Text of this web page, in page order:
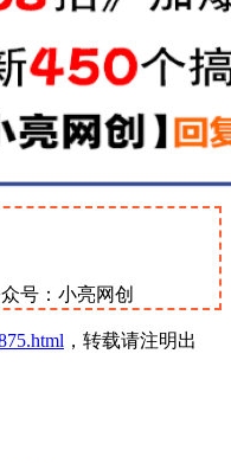
号：小亮网创
，转载请注明出